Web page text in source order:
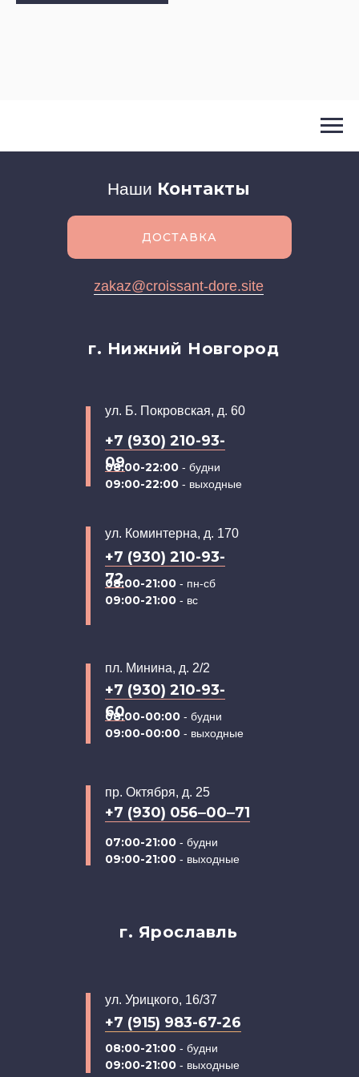
Наши Контакты
г. Нижний Новгород
г. Ярославль
ул. Урицкого, 16/37
08:00-21:00 - будни
09:00-21:00 - выходные
+7 (915) 983-67-26
ДОСТАВКА
пл. Минина, д. 2/2
08:00-00:00 - будни
09:00-00:00 - выходные
+7 (930) 210-93-
60
ул. Б. Покровская, д. 60
08:00-22:00 - будни
09:00-22:00 - выходные
+7 (930) 210-93-
09
ул. Коминтерна, д. 170
08:00-21:00 - пн-сб
09:00-21:00 - вс
+7 (930) 210-93-
72
пр. Октября, д. 25
07:00-21:00 - будни
09:00-21:00 - выходные
zakaz@croissant-dore.site
+7 (930) 056‒00‒71